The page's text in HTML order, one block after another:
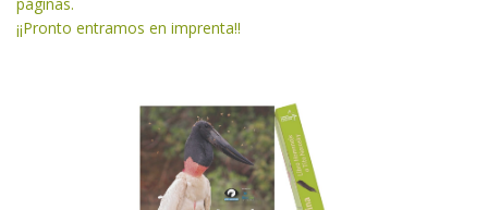
¡¡Pronto entramos en imprenta!!